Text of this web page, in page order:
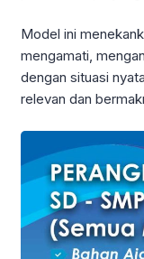
Model ini
mengamati,
dengan situasi
relevan dan